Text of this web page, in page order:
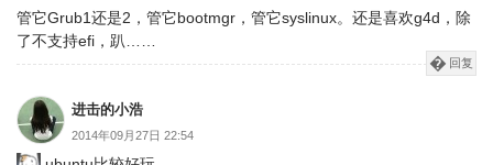
管它Grub1还是2，管它bootmgr，管它syslinux。还是喜欢g4d，除
了不支持efi，趴……
回复
进击的小浩
2014年09月27日 22:54